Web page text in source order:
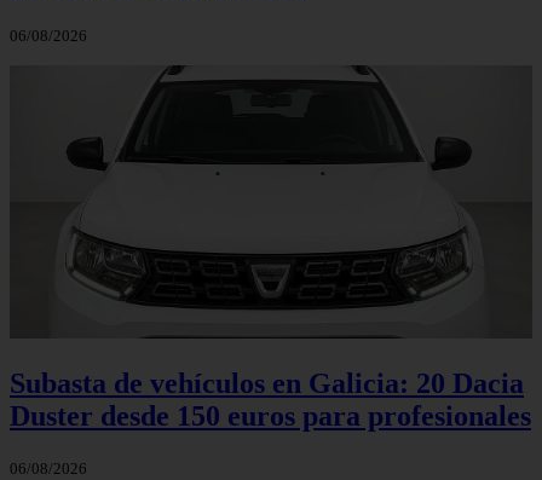
06/08/2026
Subasta de vehículos en Galicia: 20 Dacia
Duster desde 150 euros para profesionales
06/08/2026